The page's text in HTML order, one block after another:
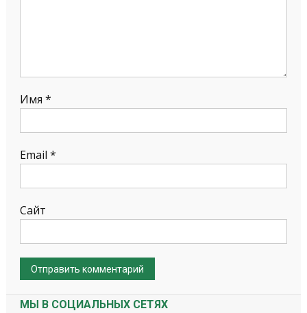
Имя *
Email *
Сайт
МЫ В СОЦИАЛЬНЫХ СЕТЯХ